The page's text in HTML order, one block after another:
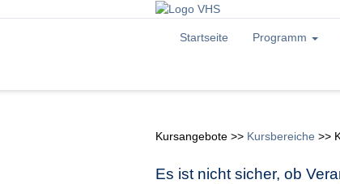
Startseite Programm
Kursangebote >> Kursbereiche >>
Es ist nicht sicher, ob